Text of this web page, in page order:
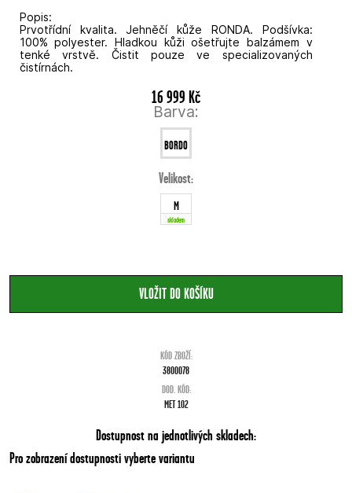
Popis:
Prvotřídní kvalita. Jehněčí kůže RONDA. Podšívka:
100% polyester. Hladkou kůži ošetřujte balzámem v
tenké vrstvě. Čistit pouze ve specializovaných
čistírnách.
16 999 Kč
Barva:
BORDO
Velikost:
M
skladem
KÓD ZBOŽÍ:
3800078
DOD. KÓD:
MET 102
Dostupnost na jednotlivých skladech:
Pro zobrazení dostupnosti vyberte variantu